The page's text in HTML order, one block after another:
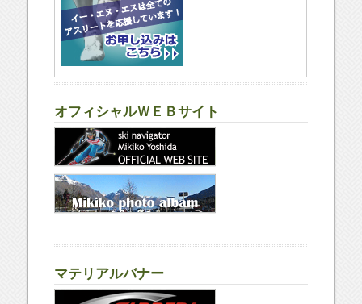
オフィシャルＷＥＢサイト
マテリアルバナー